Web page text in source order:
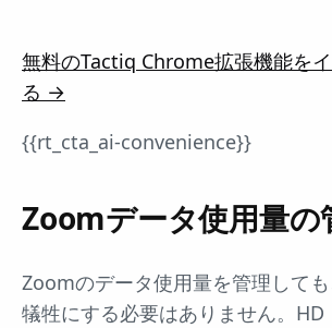
無料のTactiq Chrome拡張機能を
る →
{{rt_cta_ai-convenience}}
Zoomデータ使用量の
Zoomのデータ使用量を管理して
犠牲にする必要はありません。HD